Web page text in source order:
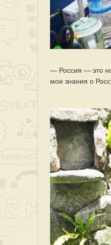
— Россия — это
мои знания о